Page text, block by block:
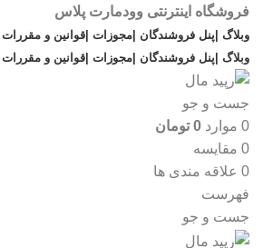
فروشگاه اینترنتی وودمارت پلاس
وبلاگ | پنل فروشندگان | مجوزات | قوانین و مقررات |
وبلاگ | پنل فروشندگان | مجوزات | قوانین و مقررات |
جست و جو
0 موارد 0 تومان
0 مقایسه
0 علاقه مندی ها
فهرست
جست و جو